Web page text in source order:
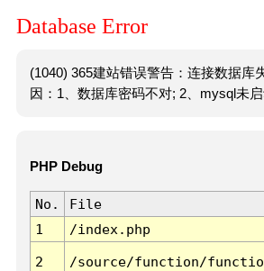
Database Error
(1040) 365建站错误警告：连接数据库
因：1、数据库密码不对; 2、mysql未启
PHP Debug
No. File
1
/index.php
2 /source/function/